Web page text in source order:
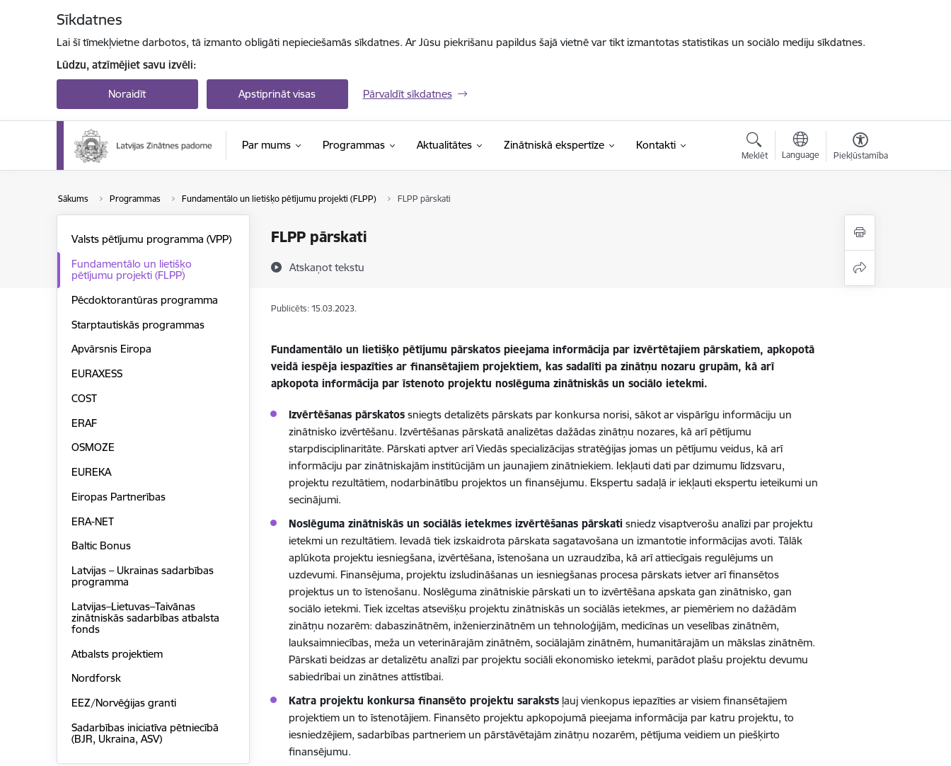
Sīkdatnes
Lai šī tīmekļvietne darbotos, tā izmanto obligāti nepieciešamās sīkdatnes. Ar Jūsu piekrišanu papildus šajā vietnē var tikt izmantotas statistikas un sociālo mediju sīkdatnes.
Lūdzu, atzīmējiet savu izvēli:
Noraidīt Apstiprināt visas Pārvaldīt sīkdatnes
Par mums Programmas Aktualitātes Zinātniskā ekspertīze Kontakti
Meklēt Language Piekļūstamība
Sākums Programmas Fundamentālo un lietišķo pētījumu projekti (FLPP) FLPP pārskati
FLPP pārskati
Atskaņot tekstu
Valsts pētījumu programma (VPP)
Fundamentālo un lietišķo
pētījumu projekti (FLPP)
Pēcdoktorantūras programma
Starptautiskās programmas
Apvārsnis Eiropa
EURAXESS
COST
ERAF
OSMOZE
EUREKA
Eiropas Partnerības
ERA-NET
Baltic Bonus
Latvijas – Ukrainas sadarbības
programma
Latvijas–Lietuvas–Taivānas
zinātniskās sadarbības atbalsta
fonds
Atbalsts projektiem
Nordforsk
EEZ/Norvēģijas granti
Sadarbības iniciatīva pētniecībā
(BJR, Ukraina, ASV)
Publicēts: 15.03.2023.
Fundamentālo un lietišķo pētījumu pārskatos pieejama informācija par izvērtētajiem pārskatiem, apkopotā
veidā iespēja iespazīties ar finansētajiem projektiem, kas sadalīti pa zinātņu nozaru grupām, kā arī
apkopota informācija par īstenoto projektu noslēguma zinātniskās un sociālo ietekmi.
Izvērtēšanas pārskatos sniegts detalizēts pārskats par konkursa norisi, sākot ar vispārīgu informāciju un
zinātnisko izvērtēšanu. Izvērtēšanas pārskatā analizētas dažādas zinātņu nozares, kā arī pētījumu
starpdisciplinaritāte. Pārskati aptver arī Viedās specializācijas stratēģijas jomas un pētījumu veidus, kā arī
informāciju par zinātniskajām institūcijām un jaunajiem zinātniekiem. Iekļauti dati par dzimumu līdzsvaru,
projektu rezultātiem, nodarbinātību projektos un finansējumu. Ekspertu sadaļā ir iekļauti ekspertu ieteikumi un
secinājumi.
Noslēguma zinātniskās un sociālās ietekmes izvērtēšanas pārskati sniedz visaptverošu analīzi par projektu
ietekmi un rezultātiem. Ievadā tiek izskaidrota pārskata sagatavošana un izmantotie informācijas avoti. Tālāk
aplūkota projektu iesniegšana, izvērtēšana, īstenošana un uzraudzība, kā arī attiecīgais regulējums un
uzdevumi. Finansējuma, projektu izsludināšanas un iesniegšanas procesa pārskats ietver arī finansētos
projektus un to īstenošanu. Noslēguma zinātniskie pārskati un to izvērtēšana apskata gan zinātnisko, gan
sociālo ietekmi. Tiek izceltas atsevišķu projektu zinātniskās un sociālās ietekmes, ar piemēriem no dažādām
zinātņu nozarēm: dabaszinātnēm, inženierzinātnēm un tehnoloģijām, medicīnas un veselības zinātnēm,
lauksaimniecības, meža un veterinārajām zinātnēm, sociālajām zinātnēm, humanitārajām un mākslas zinātnēm.
Pārskati beidzas ar detalizētu analīzi par projektu sociāli ekonomisko ietekmi, parādot plašu projektu devumu
sabiedrībai un zinātnes attīstībai.
Katra projektu konkursa finansēto projektu saraksts ļauj vienkopus iepazīties ar visiem finansētajiem
projektiem un to īstenotājiem. Finansēto projektu apkopojumā pieejama informācija par katru projektu, to
iesniedzējiem, sadarbības partneriem un pārstāvētajām zinātņu nozarēm, pētījuma veidiem un piešķirto
finansējumu.